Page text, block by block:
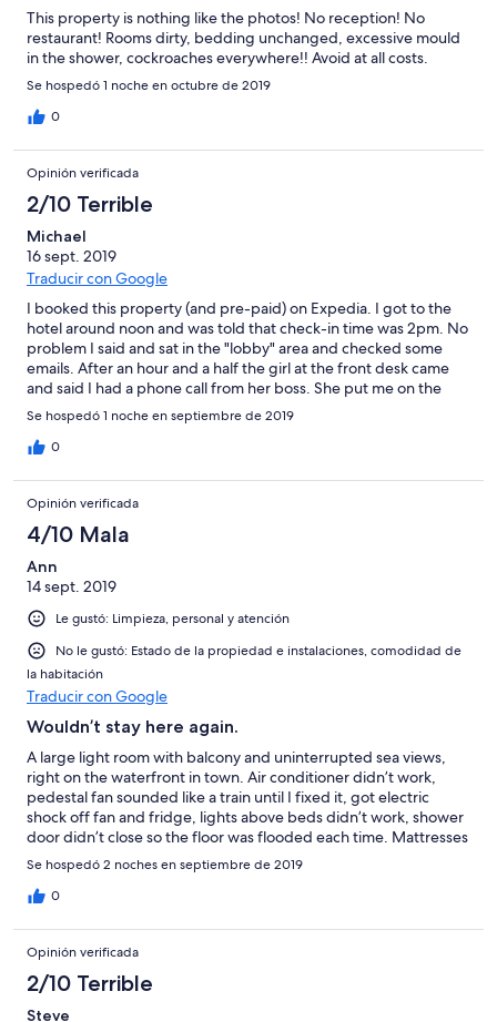
This property is nothing like the photos! No reception! No
restaurant! Rooms dirty, bedding unchanged, excessive mould
in the shower, cockroaches everywhere!! Avoid at all costs.
Se hospedó 1 noche en octubre de 2019
0
Opinión verificada
2/10 Terrible
Michael
16 sept. 2019
Traducir con Google
I booked this property (and pre-paid) on Expedia. I got to the
hotel around noon and was told that check-in time was 2pm. No
problem I said and sat in the "lobby" area and checked some
emails. After an hour and a half the girl at the front desk came
and said I had a phone call from her boss. She put me on the
phone with him and he proceeded to tell me that they didn't
actually have any rooms and that they would have to put me up
somewhere else. They put me in a bed and breakfast with a
made.
Se hospedó 1 noche en septiembre de 2019
0
Opinión verificada
4/10 Mala
Ann
14 sept. 2019
Le gustó: Limpieza, personal y atención
No le gustó: Estado de la propiedad e instalaciones, comodidad de
la habitación
Traducir con Google
Wouldn’t stay here again.
A large light room with balcony and uninterrupted sea views,
right on the waterfront in town. Air conditioner didn’t work,
pedestal fan sounded like a train until I fixed it, got electric
shock off fan and fridge, lights above beds didn’t work, shower
door didn’t close so the floor was flooded each time. Mattresses
were worn. One dining chair and two tables were the only
furniture. No chairs to sit out on balcony. It was hard to sleep at
night due to being uncomfortably hot. This hotel has seen much
only one available. The staff tried hard, room cleaning was
good.
Se hospedó 2 noches en septiembre de 2019
0
Opinión verificada
2/10 Terrible
Steve